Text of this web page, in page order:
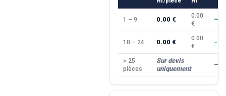
1 – 9 0.00 €
0.00
€
—
10 – 24 0.00 €
0.00
€
> 25
pièces
Sur devis
uniquement
—